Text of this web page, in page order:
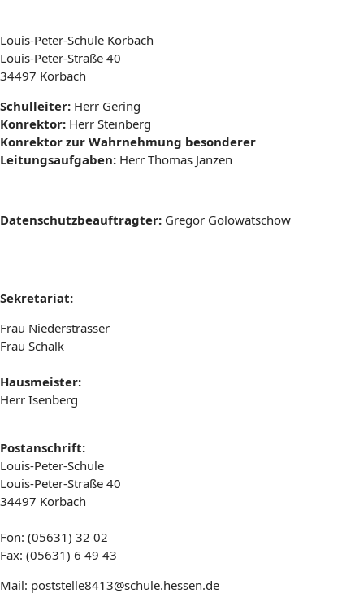
Louis-Peter-Schule Korbach
Louis-Peter-Straße 40
34497 Korbach
Schulleiter: Herr Gering
Konrektor: Herr Steinberg
Konrektor zur Wahrnehmung besonderer
Leitungsaufgaben: Herr Thomas Janzen
Datenschutzbeauftragter: Gregor Golowatschow
Sekretariat:
Frau Niederstrasser
Frau Schalk
Hausmeister:
Herr Isenberg
Postanschrift:
Louis-Peter-Schule
Louis-Peter-Straße 40
34497 Korbach
Fon: (05631) 32 02
Fax: (05631) 6 49 43
Mail: poststelle8413@schule.hessen.de